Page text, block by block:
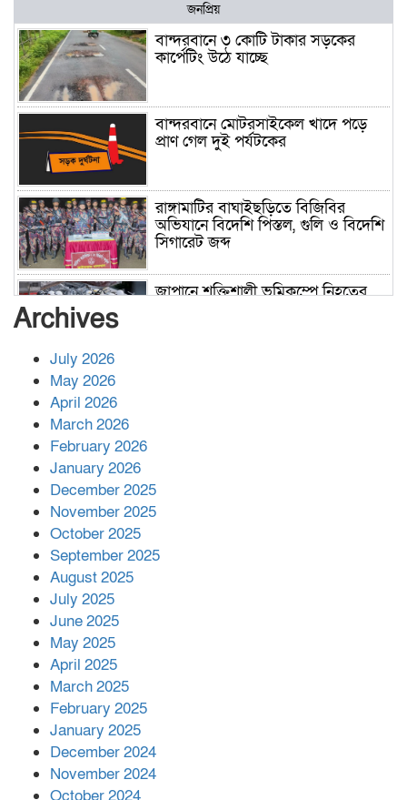
জনপ্রিয়
বান্দরবানে ৩ কোটি টাকার সড়কের
কার্পেটিং উঠে যাচ্ছে
বান্দরবানে মোটরসাইকেল খাদে পড়ে
প্রাণ গেল দুই পর্যটকের
রাঙ্গামাটির বাঘাইছড়িতে বিজিবির
অভিযানে বিদেশি পিস্তল, গুলি ও বিদেশি
সিগারেট জব্দ
জাপানে শক্তিশালী ভূমিকম্পে নিহতের
পর ফোন তারেক রহমানের,গ্যাস সঙ্কট
Archives
July 2026
May 2026
April 2026
March 2026
February 2026
January 2026
December 2025
November 2025
October 2025
September 2025
August 2025
July 2025
June 2025
May 2025
April 2025
March 2025
February 2025
January 2025
December 2024
November 2024